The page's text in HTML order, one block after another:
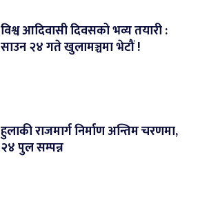
विश्व आदिवासी दिवसको भव्य तयारी :
साउन २४ गते खुलामञ्चमा भेटौं !
हुलाकी राजमार्ग निर्माण अन्तिम चरणमा,
२४ पुल सम्पन्न